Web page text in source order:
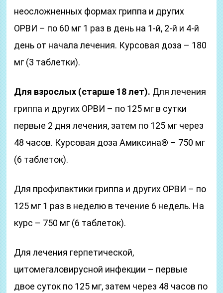
неосложненных формах гриппа и других
ОРВИ – по 60 мг 1 раз в день на 1-й, 2-й и 4-й
день от начала лечения. Курсовая доза – 180
мг (3 таблетки).
Для взрослых (старше 18 лет). Для лечения
гриппа и других ОРВИ – по 125 мг в сутки
первые 2 дня лечения, затем по 125 мг через
48 часов. Курсовая доза Амиксина® – 750 мг
(6 таблеток).
Для профилактики гриппа и других ОРВИ – по
125 мг 1 раз в неделю в течение 6 недель. На
курс – 750 мг (6 таблеток).
Для лечения герпетической,
цитомегаловирусной инфекции – первые
двое суток по 125 мг, затем через 48 часов по